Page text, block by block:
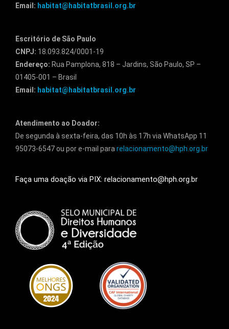
Email: habitat@habitatbrasil.org.br
Escritório de São Paulo
CNPJ: 18.093.824/0001-19
Endereço: Rua Pamplona, 818 – Jardins, São Paulo, SP –
01405-001 – Brasil
Email: habitat@habitatbrasil.org.br
Atendimento ao Doador:
De segunda à sexta-feira, das 10h às 17h via WhatsApp 11
95073-6547 ou por e-mail pararelacionamento@hph.org.br
Faça uma doação via PIX: relacionamento@hph.org.br